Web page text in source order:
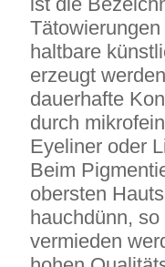
haltbare
erzeugt
dauerhafte
durch
Eyeliner oder
Beim
obersten
hauchdünn,
vermieden